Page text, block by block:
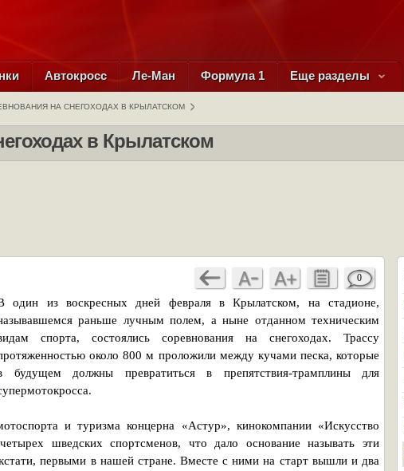
Автокросс Ле-Ман Формула 1 Еще разделы
НА СНЕГОХОДАХ В КРЫЛАТСКОМ
в Крылатском
0
один из воскресных дней февраля в Крылатском, на стадионе,
раньше лучным полем, а ныне отданном техническим
спорта, состоялись соревнования на снегоходах. Трассу
около 800 м проложили между кучами песка, которые
будущем должны превратиться в препятствия-трамплины для
и туризма концерна «Астур», кинокомпании «Искусство
шведских спортсменов, что дало основание называть эти
первыми в нашей стране. Вместе с ними на старт вышли и два